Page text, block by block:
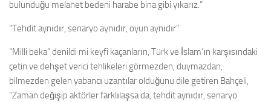
bulunduğu melanet bedeni harabe bina gibi yıkarız.”
“Tehdit aynıdır, senaryo aynıdır, oyun aynıdır”
“Milli beka” denildi mi keyfi kaçanların, Türk ve İslam’ın karşısındaki
çetin ve dehşet verici tehlikeleri görmezden, duymazdan,
bilmezden gelen yabancı uzantılar olduğunu dile getiren Bahçeli,
“Zaman değişip aktörler farklılaşsa da, tehdit aynıdır, senaryo